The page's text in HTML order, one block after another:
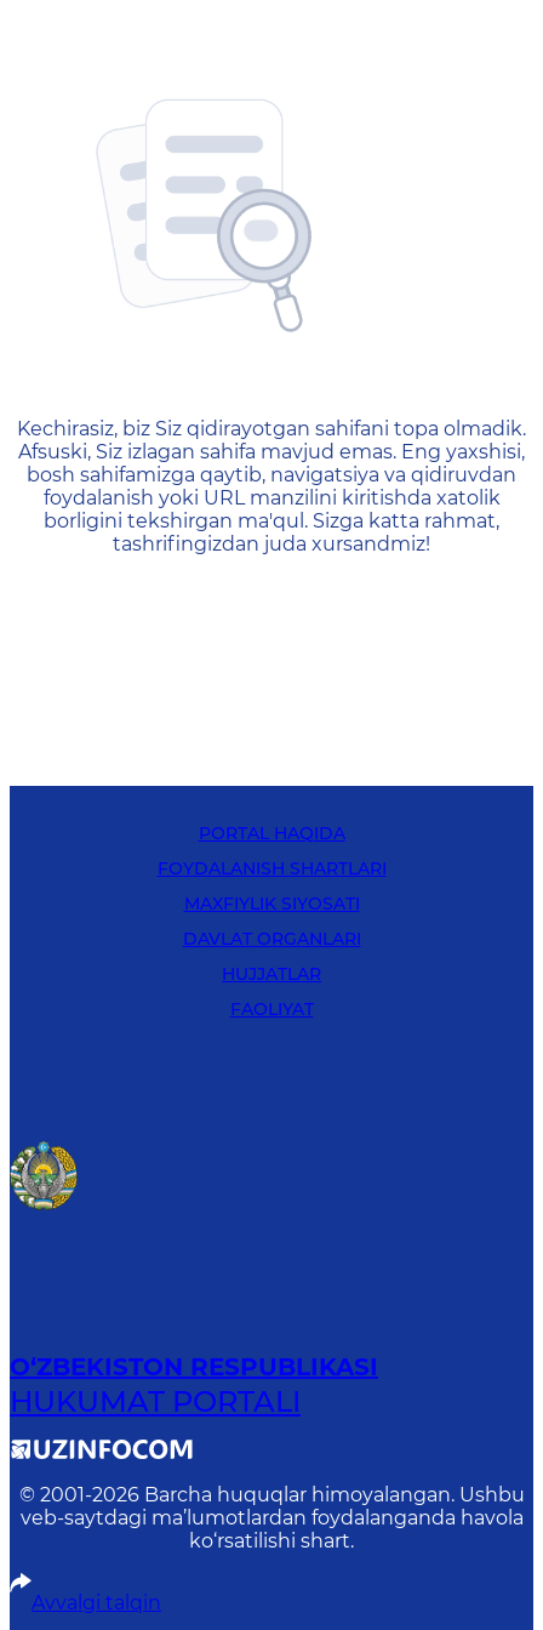
404 — Страница не
Kechirasiz, biz Siz qidirayotgan sahifani topa olmadik.
Afsuski, Siz izlagan sahifa mavjud emas. Eng yaxshisi,
bosh sahifamizga qaytib, navigatsiya va qidiruvdan
foydalanish yoki URL manzilini kiritishda xatolik
borligini tekshirgan ma'qul. Sizga katta rahmat,
tashrifingizdan juda xursandmiz!
PORTAL HAQIDA
FOYDALANISH SHARTLARI
MAXFIYLIK SIYOSATI
DAVLAT ORGANLARI
HUJJATLAR
FAOLIYAT
O‘ZBEKISTON RESPUBLIKASI
HUKUMAT PORTALI
© 2001-2026 Barcha huquqlar himoyalangan. Ushbu
veb-saytdagi ma’lumotlardan foydalanganda havola
ko‘rsatilishi shart.
Avvalgi talqin